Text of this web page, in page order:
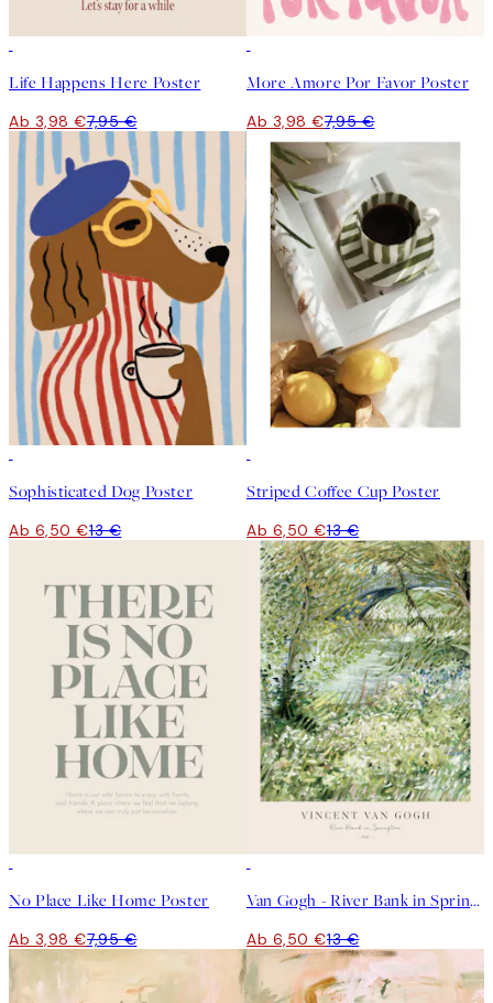
Life Happens Here Poster
Ab 3,98 €7,95 €
More Amore Por Favor Poster
Ab 3,98 €7,95 €
Sophisticated Dog Poster
Ab 6,50 €13 €
Striped Coffee Cup Poster
Ab 6,50 €13 €
No Place Like Home Poster
Ab 3,98 €7,95 €
Van Gogh - River Bank in Springtime Poster
Ab 6,50 €13 €